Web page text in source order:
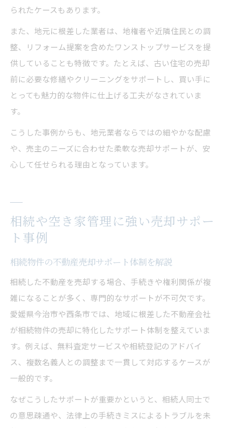
られたケースもあります。
また、地元に根差した業者は、地権者や近隣住民との調
整、リフォーム提案を含めたワンストップサービスを提
供していることも特徴です。たとえば、古い住宅の売却
前に必要な修繕やクリーニングをサポートし、買い手に
とっても魅力的な物件に仕上げる工夫がなされていま
す。
こうした事例からも、地元業者ならではの細やかな配慮
や、売主のニーズに合わせた柔軟な売却サポートが、安
心して任せられる理由となっています。
相続や空き家管理に強い売却サポー
ト事例
相続物件の不動産売却サポート体制を解説
相続した不動産を売却する場合、手続きや権利関係が複
雑になることが多く、専門的なサポートが不可欠です。
愛媛県今治市や西条市では、地域に根差した不動産会社
が相続物件の売却に特化したサポート体制を整えていま
す。例えば、無料査定サービスや相続登記のアドバイ
ス、複数名義人との調整まで一貫して対応するケースが
一般的です。
なぜこうしたサポートが重要かというと、相続人同士で
の意思疎通や、法律上の手続きミスによるトラブルを未